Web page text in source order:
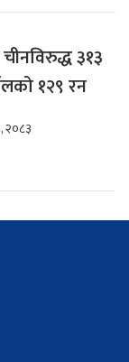
३१३
१२९ रन
२०८३